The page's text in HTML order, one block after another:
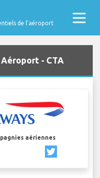
de l’aéroport
- CTA
aériennes